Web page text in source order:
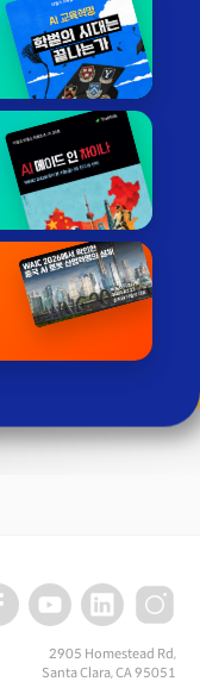
2905 Homestead Rd,
Santa Clara, CA 95051